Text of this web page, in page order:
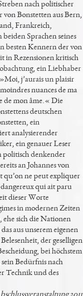
nach politischer
Bonstetten aus Bern,
Frankreich,
Sprachen seines
besten Kennern der von
in Rezensionen kritisch
ein Liebhaber
j’aurais un plaisir
nuances de ma
de mon âme.« Die
deutschen
ein
analysierender
ein genauer Leser
politisch denkender
an Johannes von
ne peut expliquer
dangereux qui ait paru
dieser Worte
in modernen Zeiten
sich die Nationen
aus unserem eigenen
der geselligen
bei höchstem
Bedürfnis nach
Technik und des